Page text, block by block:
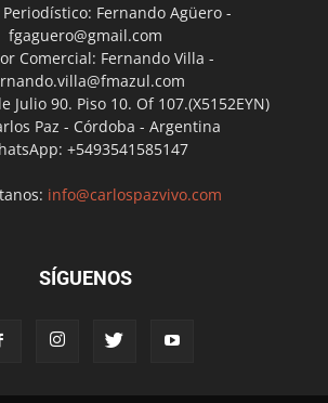
Fernando Agüero -
fgaguero@gmail.com
Comercial: Fernando Villa -
Julio 90. Piso 10. Of 107.(X5152EYN)
Paz - Córdoba - Argentina
+5493541585147
info@carlospazvivo.com
SÍGUENOS